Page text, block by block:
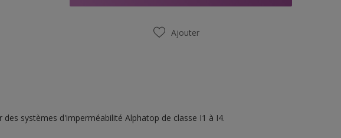
Ajouter
systèmes d'imperméabilité Alphatop de classe I1 à I4.